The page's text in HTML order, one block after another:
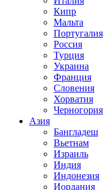
Кипр
Мальта
Португалия
Россия
Турция
Украина
Франция
Словения
Хорватия
Черногория
Азия
Бангладеш
Вьетнам
Израиль
Индия
Индонезия
Иордания